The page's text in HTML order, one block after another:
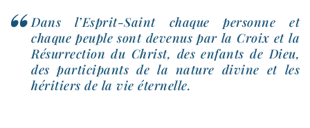
Dans l’Esprit-Saint chaque per­sonne et
chaque peuple sont deve­nus par la Croix et la
Résurrection du Christ, des enfants de Dieu,
des par­ti­ci­pants de la nature divine et les
héri­tiers de la vie éternelle.